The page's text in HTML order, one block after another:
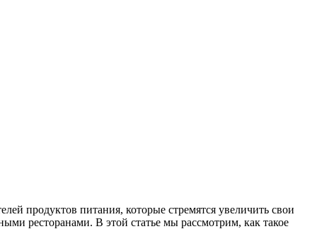
продуктов питания, которые стремятся увеличить свои
ресторанами. В этой статье мы рассмотрим, как такое